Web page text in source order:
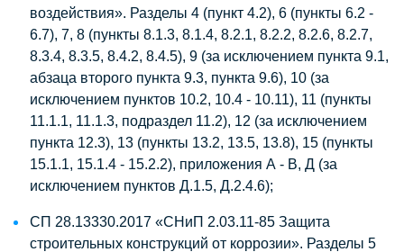
воздействия». Разделы 4 (пункт 4.2), 6 (пункты 6.2 -
6.7), 7, 8 (пункты 8.1.3, 8.1.4, 8.2.1, 8.2.2, 8.2.6, 8.2.7,
8.3.4, 8.3.5, 8.4.2, 8.4.5), 9 (за исключением пункта 9.1,
абзаца второго пункта 9.3, пункта 9.6), 10 (за
исключением пунктов 10.2, 10.4 - 10.11), 11 (пункты
11.1.1, 11.1.3, подраздел 11.2), 12 (за исключением
пункта 12.3), 13 (пункты 13.2, 13.5, 13.8), 15 (пункты
15.1.1, 15.1.4 - 15.2.2), приложения А - В, Д (за
исключением пунктов Д.1.5, Д.2.4.6);
СП 28.13330.2017 «СНиП 2.03.11-85 Защита
строительных конструкций от коррозии». Разделы 5